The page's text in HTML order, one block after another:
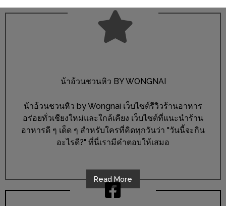
อ้วน
หิว
เจ้าของ
ร้าน
น้าอ้วนชวนหิว BY WONGNAI
น้าอ้วนชวนหิว by Wongnai เว็บไซต์รีวิวร้านอาหาร
อร่อยทั่วเชียงใหม่และใกล้เคียง เว็บไซต์ที่แนะนำร้าน
อาหารดี ๆ เด็ด ๆ สำหรับใครที่คิดทุกวันว่า "วันนี้จะกิน
อะไรดี?" ที่นี่เรามีคำตอบให้เสมอ
Read More